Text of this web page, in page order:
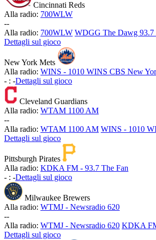
Cincinnati Reds
Alla radio: 700WLW
--
Alla radio: 700WLW WDGG The Dawg 93.7
Dettagli sul gioco
New York Mets
Alla radio: WINS - 1010 WINS CBS New
- : -Dettagli sul gioco
Cleveland Guardians
Alla radio: WTAM 1100 AM
--
Alla radio: WTAM 1100 AM WINS - 1010
Dettagli sul gioco
Pittsburgh Pirates
Alla radio: KDKA FM - 93.7 The Fan
- : -Dettagli sul gioco
Milwaukee Brewers
Alla radio: WTMJ - Newsradio 620
--
Alla radio: WTMJ - Newsradio 620 KDKA
Dettagli sul gioco